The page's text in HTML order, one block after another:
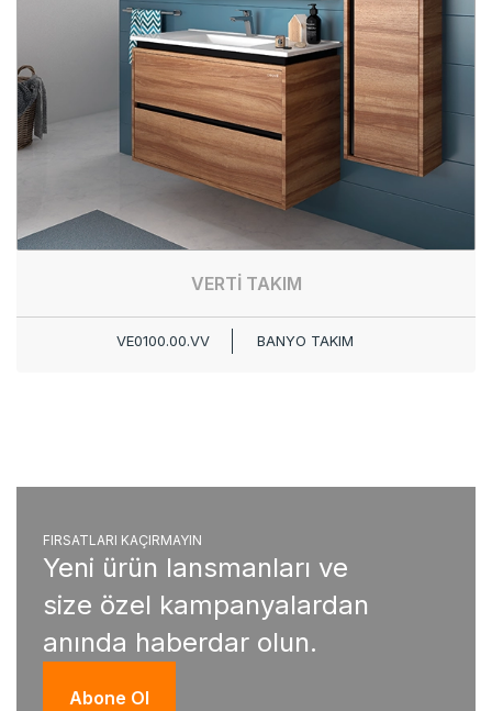
VERTİ TAKIM
VE0100.00.VV BANYO TAKIM
FIRSATLARI KAÇIRMAYIN
Yeni ürün lansmanları ve
size özel kampanyalardan
anında haberdar olun.
Abone Ol